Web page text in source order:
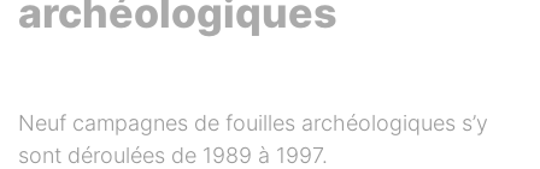
archéologiques
Neuf campagnes de fouilles archéologiques s’y
sont déroulées de 1989 à 1997.